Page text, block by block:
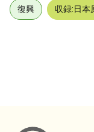
復興 収録:日本